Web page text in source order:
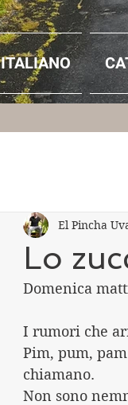
Lo
El Pincha
Domenica
I rumori che
Pim, pum,
chiamano.
Non sono
ITALIANO